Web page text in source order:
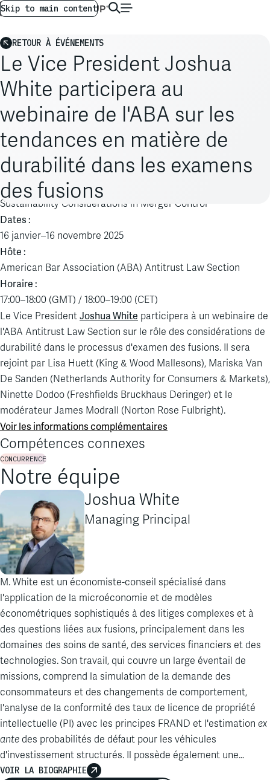
Skip to main content
AG GLOBAL FR
RETOUR À ÉVÉNEMENTS
Le Vice President Joshua
White participera au
webinaire de l'ABA sur les
tendances en matière de
durabilité dans les examens
des fusions
Événement :
Sustainability Considerations in Merger Control
Dates :
16 janvier–16 novembre 2025
Hôte :
American Bar Association (ABA) Antitrust Law Section
Horaire :
17:00–18:00 (GMT) / 18:00–19:00 (CET)
Le Vice President Joshua White participera à un webinaire de
l'ABA Antitrust Law Section sur le rôle des considérations de
durabilité dans le processus d'examen des fusions. Il sera
rejoint par Lisa Huett (King & Wood Mallesons), Mariska Van
De Sanden (Netherlands Authority for Consumers & Markets),
Ninette Dodoo (Freshfields Bruckhaus Deringer) et le
modérateur James Modrall (Norton Rose Fulbright).
Voir les informations complémentaires
Compétences connexes
CONCURRENCE
Notre équipe
Joshua White
Managing Principal
M. White est un économiste-conseil spécialisé dans
l'application de la microéconomie et de modèles
économétriques sophistiqués à des litiges complexes et à
des questions liées aux fusions, principalement dans les
domaines des soins de santé, des services financiers et des
technologies. Son travail, qui couvre un large éventail de
missions, comprend la simulation de la demande des
consommateurs et des changements de comportement,
l'analyse de la conformité des taux de licence de propriété
intellectuelle (PI) avec les principes FRAND et l'estimation ex
ante des probabilités de défaut pour les véhicules
d'investissement structurés. Il possède également une
expérience considérable
VOIR LA BIOGRAPHIE